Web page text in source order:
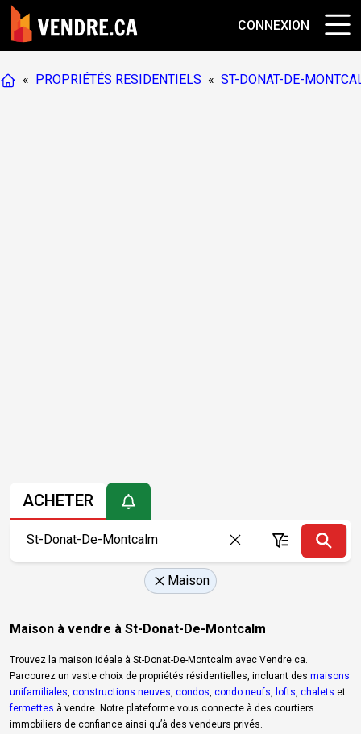
CONNEXION
« PROPRIÉTÉS RESIDENTIELS « ST-DONAT-DE-
ACHETER
Maison
Maison à vendre à St-Donat-De-Montcalm
Trouvez la maison idéale à St-Donat-De-Montcalm avec Vendre.ca.
Parcourez un vaste choix de propriétés résidentielles, incluant des maisons
unifamiliales constructions neuves condos condo neufs lofts chalets et
fermettes à vendre. Notre plateforme vous connecte à des courtiers
immobiliers de confiance ainsi qu’à des vendeurs privés.